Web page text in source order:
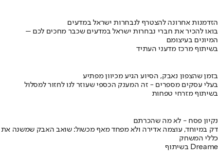
הזדמנות אחרונה להצטרף לנבחרות ישראל במדעים
בואו להכיר את חברי נבחרות ישראל במדעים שכבר מחכים לכם –
המיונים בעיצומם
בשיתוף מרכז מדעני העתיד
בזמן שהצפון נאבק, הסיוע הגיע מכיוון מפתיע
בעלי עסקים מספרים - זה המענק הכספי שעוזר לנו לחזור למסלול
בשיתוף מזרחי טפחות
נקיון פסח - לא מה שהכרתם
דק במיוחד, עוצמה אדירה ולא מפחד מאף מכשול: שואב האבק שמשנה את
כללי המשחק
בשיתוף Dreame